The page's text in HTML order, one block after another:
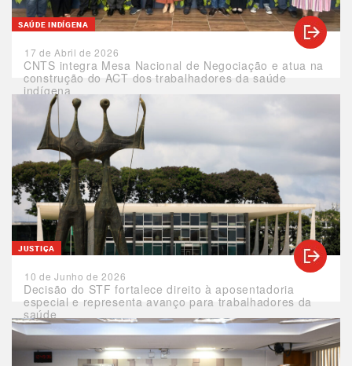
CNTS integra Mesa Nacional de Negociação e atua na
construção do ACT dos trabalhadores da saúde
indígena
SAÚDE INDÍGENA
17 de Abril de 2026
Decisão do STF fortalece direito à aposentadoria
especial e representa avanço para trabalhadores da
saúde
JUSTIÇA
10 de Junho de 2026